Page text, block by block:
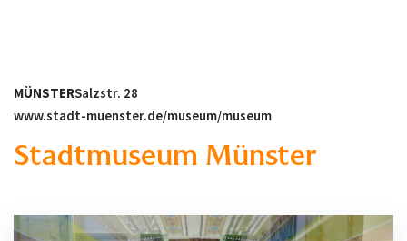
MÜNSTERSalzstr. 28
www.stadt-muenster.de/museum/museum
Stadtmuseum Münster